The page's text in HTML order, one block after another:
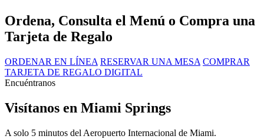
Ordena, Consulta el Menú o Compra una
Tarjeta de Regalo
ORDENAR EN LÍNEA RESERVAR UNA MESA COMPRAR
TARJETA DE REGALO DIGITAL
Encuéntranos
Visítanos en Miami Springs
A solo 5 minutos del Aeropuerto Internacional de Miami.